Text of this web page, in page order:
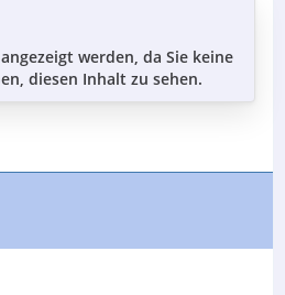
werden, da Sie keine
diesen Inhalt zu sehen.